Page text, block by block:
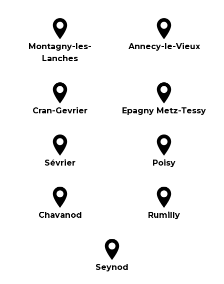
Montagny-les-
Lanches
Annecy-le-Vieux
Cran-Gevrier Epagny Metz-Tessy
Sévrier Poisy
Chavanod Rumilly
Seynod